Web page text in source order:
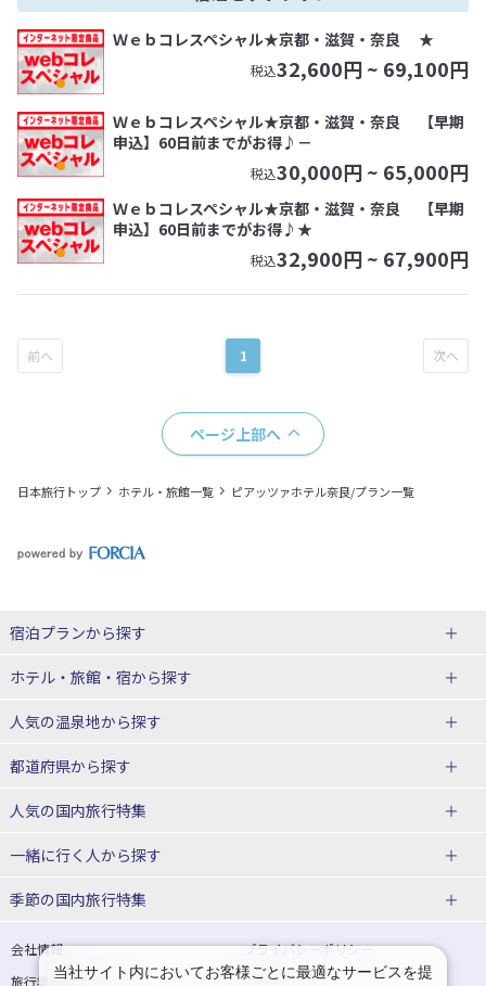
Ｗｅｂコレスペシャル★京都・滋賀・奈良 ★
税込32,600円 ~ 69,100円
Ｗｅｂコレスペシャル★京都・滋賀・奈良 【早期
申込】60日前までがお得♪－
税込30,000円 ~ 65,000円
Ｗｅｂコレスペシャル★京都・滋賀・奈良 【早期
申込】60日前までがお得♪★
税込32,900円 ~ 67,900円
1
ページ上部へ
日本旅行トップ ホテル・旅館一覧 ピアッツァホテル奈良/プラン一覧
宿泊プランから探す
北海道
東北
青森県
宮城県
山形県
関東
埼玉県 千葉県
ホテル・旅館・宿から探す
北海道ホテル・旅館
青森県ホテル・旅館
宮城県ホテル・旅館
山形県ホテル・旅館
東京都ホテル・旅館 神奈川県ホテル・旅館
人気の温泉地から探す
北海道
湯の川温泉(北海道)
十勝川温泉(北海道)
洞爺湖温泉(北海道)
層雲峡温泉(北海道)
東北
都道府県から探す
北海道旅行・ツアー
東北
青森旅行・ツアー 岩手旅行・ツアー
人気の国内旅行特集
東京ディズニーリゾート®への旅
ユニバーサル・スタジオ・ジャパ
一緒に行く人から探す
一人旅 国内版
カップル・夫婦旅行 国内版 女子旅 国内版
季節の国内旅行特集
桜・お花見特集
ゴールデンウィーク（GW）の国内
旅行
会社情報
プライバシーポリシー
旅行業登録票・約款
規約集
当社サイト内においてお客様ごとに最適なサービスを提